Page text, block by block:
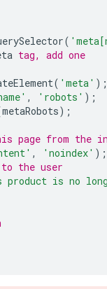
(
tag, add one
( 'meta' );
, 'robots' );
metaRobots);
page from the
, 'noindex' );
the user
product is no